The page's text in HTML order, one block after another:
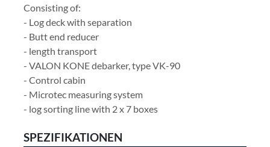
Consisting of:
- Log deck with separation
- Butt end reducer
- length transport
- VALON KONE debarker, type VK-90
- Control cabin
- Microtec measuring system
- log sorting line with 2 x 7 boxes
SPEZIFIKATIONEN